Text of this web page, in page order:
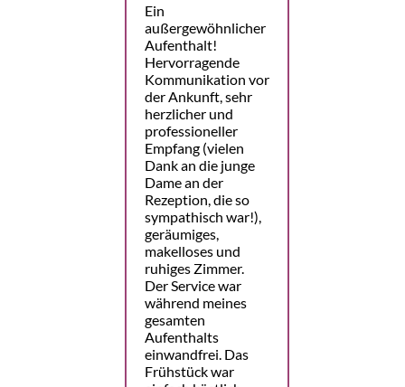
Ein
außergewöhnlicher
Aufenthalt!
Hervorragende
Kommunikation vor
der Ankunft, sehr
herzlicher und
professioneller
Empfang (vielen
Dank an die junge
Dame an der
Rezeption, die so
sympathisch war!),
geräumiges,
makelloses und
ruhiges Zimmer.
Der Service war
während meines
gesamten
Aufenthalts
einwandfrei. Das
Frühstück war